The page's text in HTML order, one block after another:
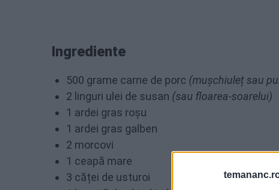
Ingrediente
500 grame carne de porc (mușchiuleț sau
2 linguri ulei de susan (sau floarea-soarelui)
1 ardei gras roșu
1 ardei gras galben
2 morcovi
1 ceapă mare
3 căței de usturoi